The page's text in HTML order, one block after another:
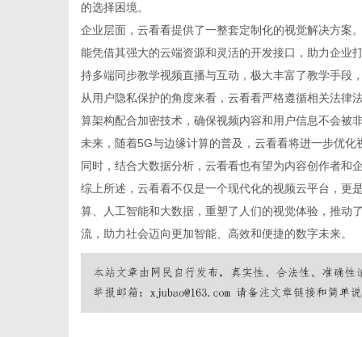
的选择困境。
企业层面，云看看提供了一整套定制化的视觉解决方案
能凭借其强大的云端资源和灵活的开发接口，助力企业
持多端同步教学视频直播与互动，极大丰富了教学手段
从用户隐私保护的角度来看，云看看严格遵循相关法律
算架构配合加密技术，确保视频内容和用户信息不会被
未来，随着5G与边缘计算的普及，云看看将进一步优
同时，结合大数据分析，云看看也有望为内容创作者和
综上所述，云看看不仅是一个现代化的视频云平台，更
算、人工智能和大数据，重塑了人们的视觉体验，推动
流，助力社会迈向更加智能、高效和便捷的数字未来。